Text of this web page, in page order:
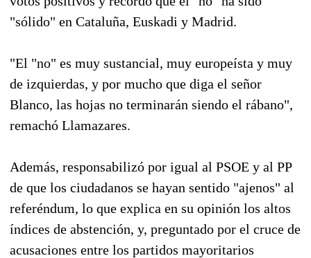
"sólido" en Cataluña, Euskadi y Madrid.
"El "no" es muy sustancial, muy europeísta y muy
de izquierdas, y por mucho que diga el señor
Blanco, las hojas no terminarán siendo el rábano",
remachó Llamazares.
Además, responsabilizó por igual al PSOE y al PP
de que los ciudadanos se hayan sentido "ajenos" al
referéndum, lo que explica en su opinión los altos
índices de abstención, y, preguntado por el cruce de
acusaciones entre los partidos mayoritarios